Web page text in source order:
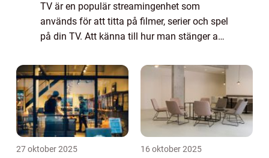
TV är en populär streamingenhet som
används för att titta på filmer, serier och spel
på din TV. Att känna till hur man stänger av
för att förlänga enhetens livsl...
27 oktober 2025 16 oktober 2025